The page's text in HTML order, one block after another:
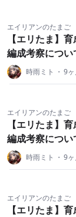
エイリアンのたまご
【エリたま】
編成考察につい
時雨ミト ・ 9
エイリアンのたまご
【エリたま】
編成考察につい
時雨ミト ・ 9
エイリアンのたまご
【エリたま】